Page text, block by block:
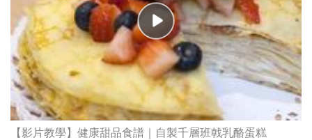
【影片教學】健康甜品食譜｜自製千層班戟乳酪蛋糕